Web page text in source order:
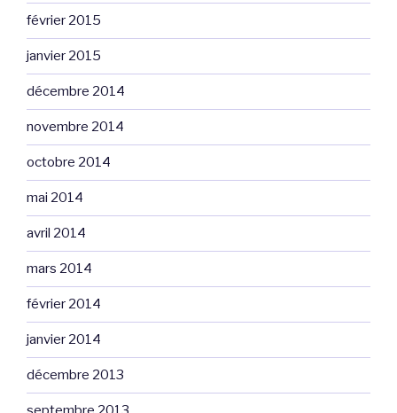
février 2015
janvier 2015
décembre 2014
novembre 2014
octobre 2014
mai 2014
avril 2014
mars 2014
février 2014
janvier 2014
décembre 2013